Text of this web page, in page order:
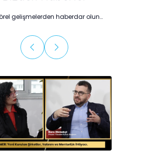
gelişmelerden haberdar olun…